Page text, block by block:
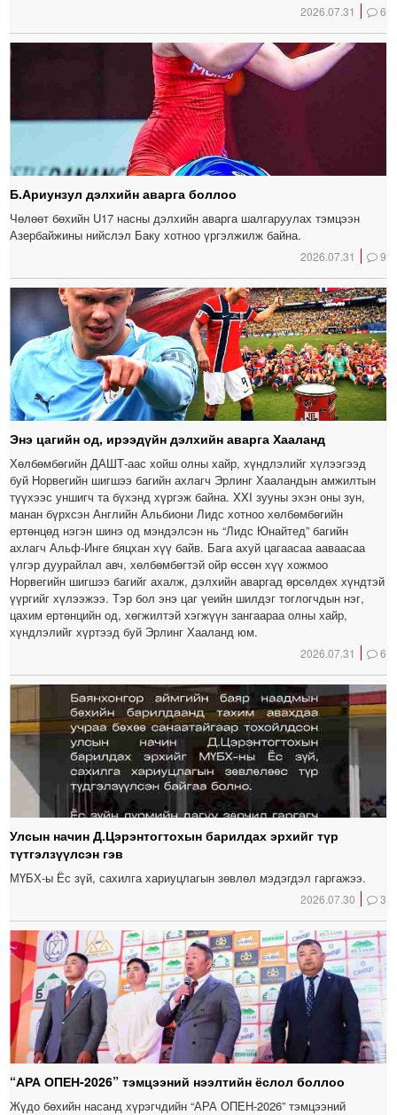
2026.07.31 6
Б.Ариунзул дэлхийн аварга боллоо
Чөлөөт бөхийн U17 насны дэлхийн аварга шалгаруулах тэмцээн
Азербайжины нийслэл Баку хотноо үргэлжилж байна.
2026.07.31 9
Энэ цагийн од, ирээдүйн дэлхийн аварга Хааланд
Хөлбөмбөгийн ДАШТ-аас хойш олны хайр, хүндлэлийг хүлээгээд
буй Норвегийн шигшээ багийн ахлагч Эрлинг Хааландын амжилтын
түүхээс уншигч та бүхэнд хүргэж байна. XXI зууны эхэн оны зун,
манан бүрхсэн Английн Альбиони Лидс хотноо хөлбөмбөгийн
ертөнцөд нэгэн шинэ од мэндэлсэн нь “Лидс Юнайтед” багийн
ахлагч Альф-Инге бяцхан хүү байв. Бага ахуй цагаасаа ааваасаа
үлгэр дуурайлал авч, хөлбөмбөгтэй ойр өссөн хүү хожмоо
Норвегийн шигшээ багийг ахалж, дэлхийн аваргад өрсөлдөх хүндтэй
үүргийг хүлээжээ. Тэр бол энэ цаг үеийн шилдэг тоглогчдын нэг,
цахим ертөнцийн од, хөгжилтэй хэгжүүн зангаараа олны хайр,
хүндлэлийг хүртээд буй Эрлинг Хааланд юм.
2026.07.31 6
Улсын начин Д.Цэрэнтогтохын барилдах эрхийг түр
түтгэлзүүлсэн гэв
МҮБХ-ы Ёс зүй, сахилга хариуцлагын зөвлөл мэдэгдэл гаргажээ.
2026.07.30 3
“АРА ОПЕН-2026” тэмцээний нээлтийн ёслол боллоо
Жүдо бөхийн насанд хүрэгчдийн “АРА ОПЕН-2026” тэмцээний